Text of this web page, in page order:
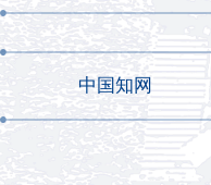
中国知网